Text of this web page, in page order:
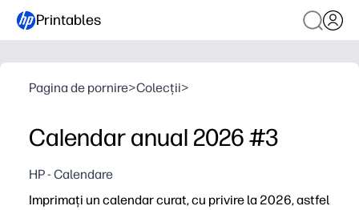
Printables
Pagina de pornire>Colecții>
Calendar anual 2026 #3
HP - Calendare
Imprimați un calendar curat, cu privire la 2026, astfel